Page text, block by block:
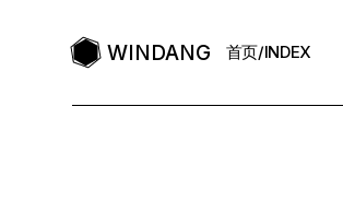
WINDANG 首页/INDEX